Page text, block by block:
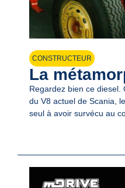
CONSTRUCTEUR
La
Regardez bien ce
du V8 actuel de Scania,
seul à avoir survécu au